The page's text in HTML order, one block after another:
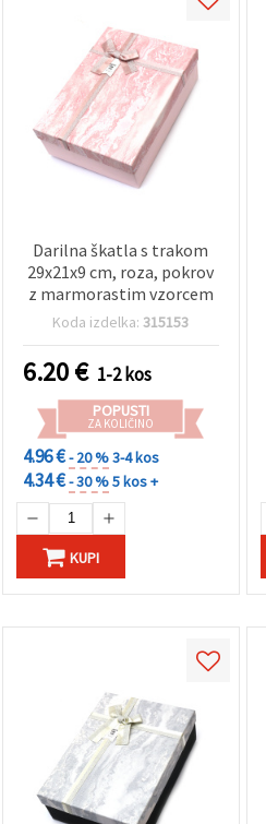
Darilna škatla s trakom
29x21x9 cm, roza, pokrov
z marmorastim vzorcem
Koda izdelka:315153
6.20€ 1-2 kos
POPUSTI
ZA KOLIČINO
4.96 €- 20 %3-4 kos
4.34 €- 30 %5 kos +
KUPI